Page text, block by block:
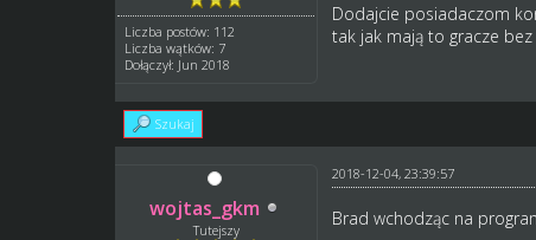
Liczba postów: 112
Liczba wątków: 7
Dołączył: Jun 2018
Dodajcie posiadaczom
tak jak mają to gracze
Szukaj
wojtas_gkm
Tutejszy
2018-12-04, 23:39:57
Brad wchodząc na